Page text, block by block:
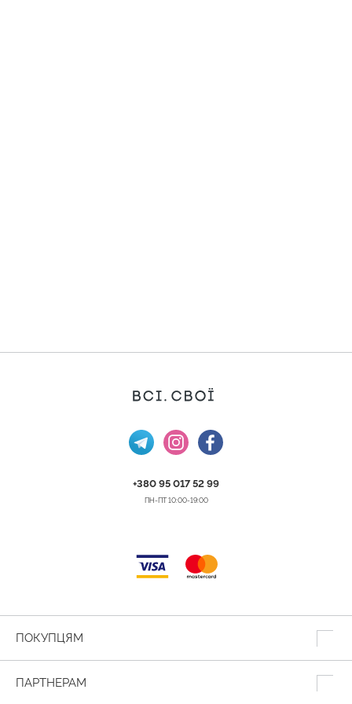
+380 95 017 52 99
ПН-ПТ 10:00-19:00
ПОКУПЦЯМ
ПАРТНЕРАМ